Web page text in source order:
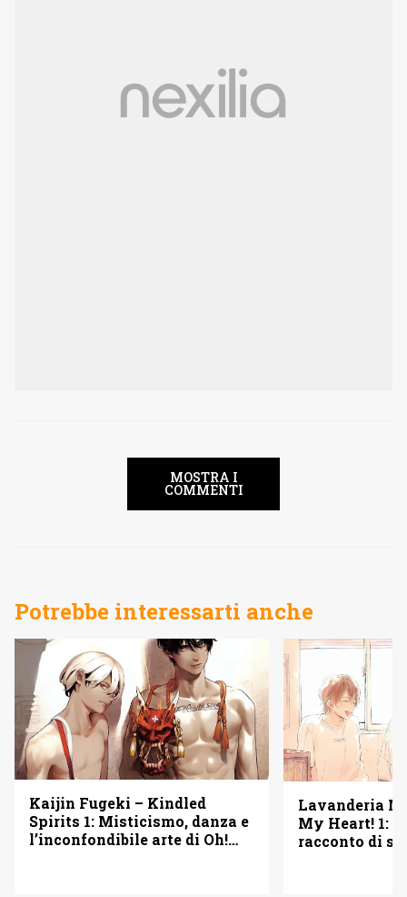
MOSTRA I
COMMENTI
Potrebbe interessarti anche
Kaijin Fugeki – Kindled
Spirits 1: Misticismo, danza e
l’inconfondibile arte di Oh!
Lavanderia
My Heart! 1:
racconto di